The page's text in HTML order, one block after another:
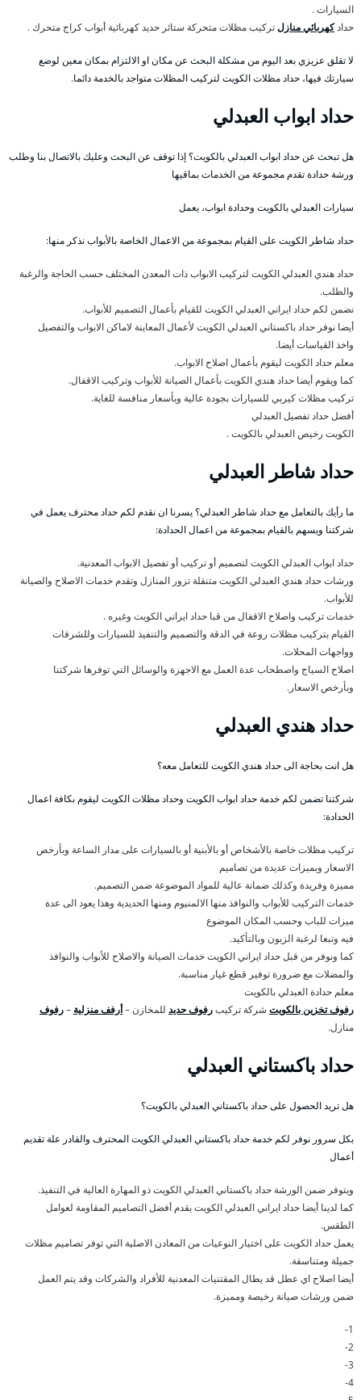
السيارات .
حدادكهربائي منازلتركيب مظلات متحركة ستائر حديد كهربائية أبواب كراج متحرك .
لا تقلق عزيزي بعد اليوم من مشكلة البحث عن مكان او الالتزام بمكان معين لوضع
سيارتك فيها، حداد مظلات الكويت لتركيب المظلات متواجد بالخدمة دائما.
حداد ابواب العبدلي
هل تبحث عن حداد ابواب العبدلي بالكويت؟ إذا توقف عن البحث وعليك بالاتصال بنا وطلب
ورشة حدادة تقدم مجموعة من الخدمات بماقيها
سيارات العبدلي بالكويت وحدادة ابواب، يعمل
حداد شاطر الكويت على القيام بمجموعة من الاعمال الخاصة بالأبواب نذكر منها:
حداد هندي العبدلي الكويت لتركيب الابواب ذات المعدن المختلف حسب الحاجة والرغبة
والطلب.
نضمن لكم حداد ايراني العبدلي الكويت للقيام بأعمال التصميم للأبواب.
أيضا نوفر حداد باكستاني العبدلي الكويت لأعمال المعاينة لاماكن الابواب والتفصيل
واخذ القياسات أيضا.
معلم حداد الكويت ليقوم بأعمال اصلاح الابواب.
كما ويقوم أيضا حداد هندي الكويت بأعمال الصيانة للأبواب وتركيب الاقفال.
تركيب مظلات كيربي للسيارات بجودة عالية وبأسعار منافسة للغاية.
أفضل حداد تفصيل العبدلي
الكويت رخيص العبدلي بالكويت .
حداد شاطر العبدلي
ما رأيك بالتعامل مع حداد شاطر العبدلي؟ يسرنا ان نقدم لكم حداد محترف يعمل في
شركتنا ويسهم بالقيام بمجموعة من اعمال الحدادة:
حداد ابواب العبدلي الكويت لتصميم أو تركيب أو تفصيل الابواب المعدنية.
ورشات حداد هندي العبدلي الكويت متنقلة تزور المنازل وتقدم خدمات الاصلاح والصيانة
للأبواب.
خدمات تركيب واصلاح الاقفال من قبا حداد ايراني الكويت وغيره .
القيام بتركيب مظلات روعة في الدقة والتصميم والتنفيذ للسيارات وللشرفات
وواجهات المحلات.
اصلاح السياج واصطحاب عدة العمل مع الاجهزة والوسائل التي توفرها شركتنا
وبأرخص الاسعار.
حداد هندي العبدلي
هل انت بحاجة الى حداد هندي الكويت للتعامل معه؟
شركتنا تضمن لكم خدمة حداد ابواب الكويت وحداد مظلات الكويت ليقوم بكافة اعمال
الحدادة:
تركيب مظلات خاصة بالأشخاص أو بالأبنية أو بالسيارات على مدار الساعة وبأرخص
الاسعار وبميزات عديدة من تصاميم
مميزة وفريدة وكذلك ضمانة عالية للمواد الموضوعة ضمن التصميم.
خدمات التركيب للأبواب والنوافذ منها الالمنيوم ومنها الحديدية وهذا يعود الى عدة
ميزات للباب وحسب المكان الموضوع
فيه وتبعا لرغبة الزبون وبالتأكيد.
كما ونوفر من قبل حداد ايراني الكويت خدمات الصيانة والاصلاح للأبواب والنوافذ
والمضلات مع ضرورة توفير قطع غيار مناسبة.
معلم حدادة العبدلي بالكويت
رفوف تخزين بالكويت شركة تركيبرفوف حديد للمخازن –أرفف منزلية –رفوف
منازل.
حداد باكستاني العبدلي
هل تريد الحصول على حداد باكستاني العبدلي بالكويت؟
بكل سرور نوفر لكم خدمة حداد باكستاني العبدلي الكويت المحترف والقادر علة تقديم
أعمال
ويتوفر ضمن الورشة حداد باكستاني العبدلي الكويت ذو المهارة العالية في التنفيذ.
كما لدينا أيضا حداد ايراني العبدلي الكويت يقدم أفضل التصاميم المقاومة لعوامل
الطقس.
يعمل حداد الكويت على اختيار النوعيات من المعادن الاصلية التي توفر تصاميم مظلات
جميلة ومتناسقة.
أيضا اصلاح اي عطل قد يطال المقتنيات المعدنية للأفراد والشركات وقد يتم العمل
ضمن ورشات صيانة رخيصة ومميزة.
1-
2-
3-
4-